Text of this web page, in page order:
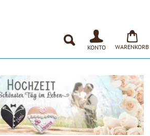
KONTO WARENKORB